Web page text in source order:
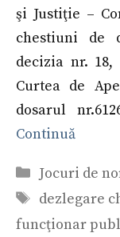
şi Justiţie –
chestiuni de
decizia nr.
Curtea de
dosarul
Continuă
Categorii
Jocuri de
Etichete
dezlegare
funcţionar